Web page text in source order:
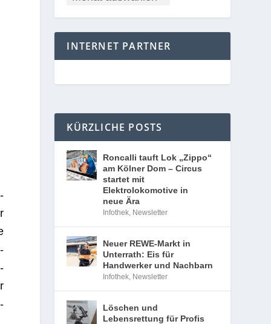
INTERNET PARTNER
KÜRZLICHE POSTS
Roncalli tauft Lok „Zippo“
am Kölner Dom – Circus
startet mit
Elektrolokomotive in
neue Ära
Infothek, Newsletter
Neuer REWE-Markt in
Unterrath: Eis für
Handwerker und Nachbarn
Infothek, Newsletter
Löschen und
Lebensrettung für Profis